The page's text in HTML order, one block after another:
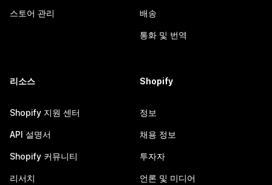
스토어 관리 배송
통화 및 번역
리소스
Shopify 지원 센터
API 설명서
Shopify 커뮤니티
리서치
Shopify
정보
채용 정보
투자자
언론 및 미디어